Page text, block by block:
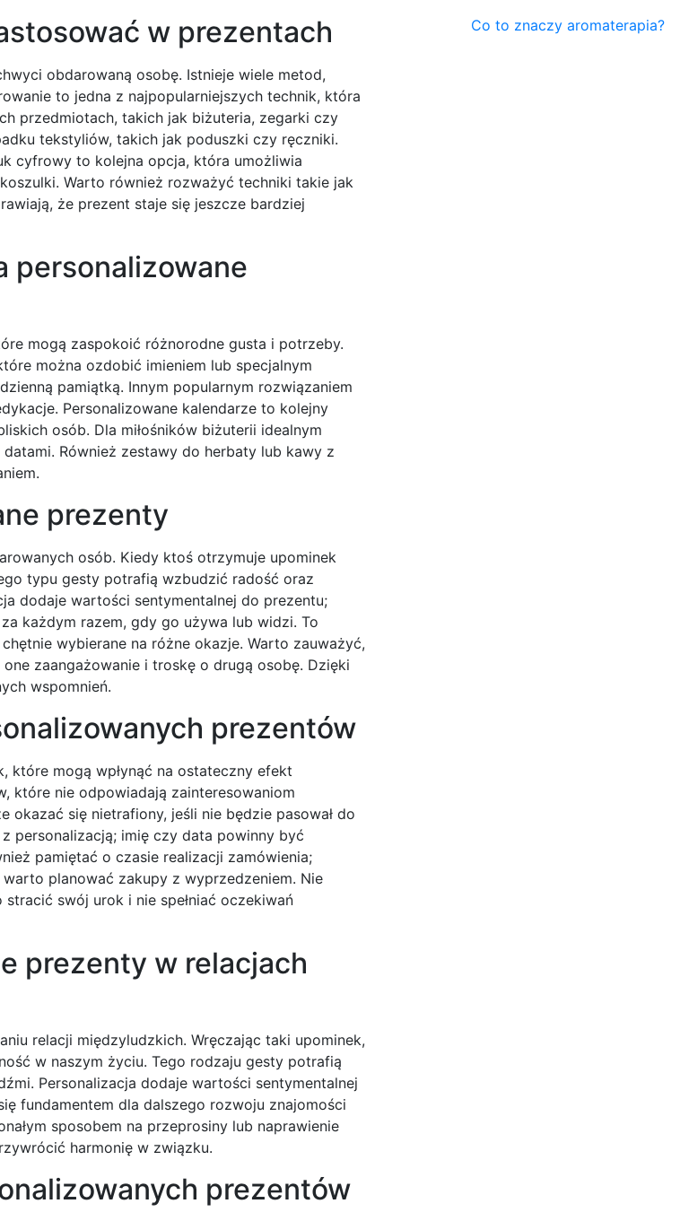
w prezentach
obdarowaną osobę. Istnieje wiele metod,
to jedna z najpopularniejszych technik, która
przedmiotach, takich jak biżuteria, zegarki czy
tekstyliów, takich jak poduszki czy ręczniki.
cyfrowy to kolejna opcja, która umożliwia
Warto również rozważyć techniki takie jak
że prezent staje się jeszcze bardziej
personalizowane
mogą zaspokoić różnorodne gusta i potrzeby.
można ozdobić imieniem lub specjalnym
pamiątką. Innym popularnym rozwiązaniem
Personalizowane kalendarze to kolejny
osób. Dla miłośników biżuterii idealnym
Również zestawy do herbaty lub kawy z
prezenty
osób. Kiedy ktoś otrzymuje upominek
typu gesty potrafią wzbudzić radość oraz
dodaje wartości sentymentalnej do prezentu;
każdym razem, gdy go używa lub widzi. To
wybierane na różne okazje. Warto zauważyć,
zaangażowanie i troskę o drugą osobę. Dzięki
wspomnień.
prezentów
które mogą wpłynąć na ostateczny efekt
które nie odpowiadają zainteresowaniom
się nietrafiony, jeśli nie będzie pasował do
personalizacją; imię czy data powinny być
pamiętać o czasie realizacji zamówienia;
planować zakupy z wyprzedzeniem. Nie
stracić swój urok i nie spełniać oczekiwań
prezenty w relacjach
relacji międzyludzkich. Wręczając taki upominek,
w naszym życiu. Tego rodzaju gesty potrafią
Personalizacja dodaje wartości sentymentalnej
fundamentem dla dalszego rozwoju znajomości
sposobem na przeprosiny lub naprawienie
harmonię w związku.
prezentów
Co to znaczy aromaterapia?